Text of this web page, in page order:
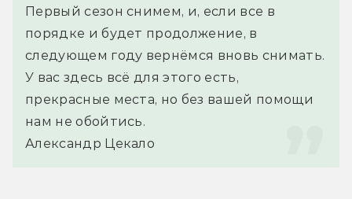
Первый сезон снимем, и, если все в
порядке и будет продолжение, в
следующем году вернёмся вновь снимать.
У вас здесь всё для этого есть,
прекрасные места, но без вашей помощи
нам не обойтись.
Александр Цекало